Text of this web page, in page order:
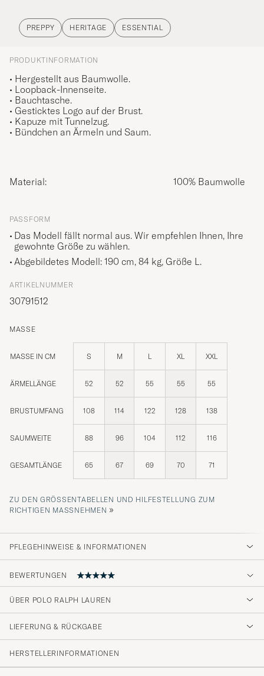
PREPPY HERITAGE ESSENTIAL
PRODUKTINFORMATION
• Hergestellt aus Baumwolle.
• Loopback-Innenseite.
• Bauchtasche.
• Gesticktes Logo auf der Brust.
• Kapuze mit Tunnelzug.
• Bündchen an Ärmeln und Saum.
Material: 100% Baumwolle
PASSFORM
Das Modell fällt normal aus. Wir empfehlen Ihnen, Ihre
gewohnte Größe zu wählen.
Abgebildetes Modell: 190 cm, 84 kg, Größe L .
ARTIKELNUMMER
30791512
MASSE
MASSE IN CM S M L XL XXL
ÄRMELLÄNGE 52 52 55 55 55
BRUSTUMFANG 108 114 122 128 138
SAUMWEITE 88 96 104 112 116
GESAMTLÄNGE 65 67 69 70 71
ZU DEN GRÖSSENTABELLEN UND HILFESTELLUNG ZUM R
ICHTIGEN MASSNEHMEN
»
PFLEGEHINWEISE & INFORMATIONEN
BEWERTUNGEN
Sehr schnell und gut verpackt geliefert!
FATIH G GEKAUFT AM AUF CAREOFCARL.DE
ÜBER POLO RALPH LAUREN
LIEFERUNG & RÜCKGABE
HERSTELLERINFORMATIONEN